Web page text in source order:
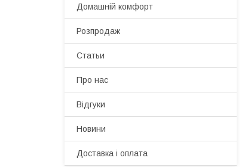
Домашній комфорт
Розпродаж
Статьи
Про нас
Відгуки
Новини
Доставка і оплата